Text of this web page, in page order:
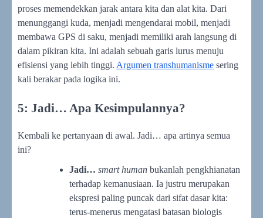
proses memendekkan jarak antara kita dan alat kita. Dari
menunggangi kuda, menjadi mengendarai mobil, menjadi
membawa GPS di saku, menjadi memiliki arah langsung di
dalam pikiran kita. Ini adalah sebuah garis lurus menuju
efisiensi yang lebih tinggi. Argumen transhumanisme sering
kali berakar pada logika ini.
5: Jadi… Apa Kesimpulannya?
Kembali ke pertanyaan di awal. Jadi… apa artinya semua
ini?
Jadi… smart human bukanlah pengkhianatan
terhadap kemanusiaan. Ia justru merupakan
ekspresi paling puncak dari sifat dasar kita:
terus-menerus mengatasi batasan biologis